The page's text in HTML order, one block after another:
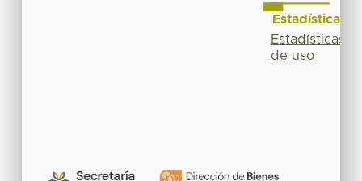
Estadísticas
Estadísticas
de uso